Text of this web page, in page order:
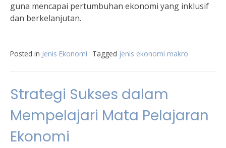
guna mencapai pertumbuhan ekonomi yang inklusif
dan berkelanjutan.
Posted in Jenis Ekonomi Tagged jenis ekonomi makro
Strategi Sukses dalam
Mempelajari Mata Pelajaran
Ekonomi